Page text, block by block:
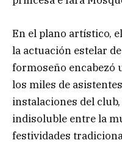
En el plano artístico,
la actuación estelar
formoseño encabezó
los miles de
instalaciones del
indisoluble entre la
festividades